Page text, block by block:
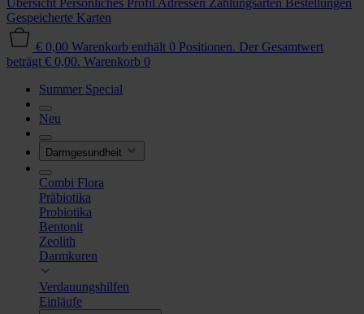
Übersicht Persönliches Profil Adressen Zahlungsarten Bestellungen
Gespeicherte Karten
€ 0,00 Warenkorb enthält 0 Positionen. Der Gesamtwert
beträgt € 0,00. Warenkorb 0
Summer Special
Neu
Darmgesundheit
Combi Flora
Präbiotika
Probiotika
Bentonit
Zeolith
Darmkuren
Verdauungshilfen
Einläufe